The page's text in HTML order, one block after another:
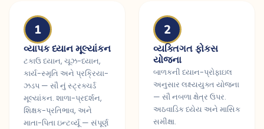
1
વ્યાપક ધ્યાન મૂલ્યાંકન
ટકાઉ ધ્યાન, ચૂઝ-ધ્યાન,
કાર્ય-સ્મૃતિ અને પ્રક્રિયા-
ઝડપ — સૌ નું સ્ટ્રક્ચર્ડ
મૂલ્યાંકન. શાળા-પ્રદર્શન,
શિક્ષક-પ્રતિભાવ, અને
માતા-પિતા ઇન્ટર્વ્યૂ — સંપૂર્ણ
2
વ્યક્તિગત ફોકસ
યોજના
બાળકની ધ્યાન-પ્રોફાઇલ
અનુસાર લક્ષ્યયુક્ત યોજના
— સૌ નબળા ક્ષેત્ર ઉપર.
અઠવાડિક ધ્યેય અને માસિક
સમીક્ષા.